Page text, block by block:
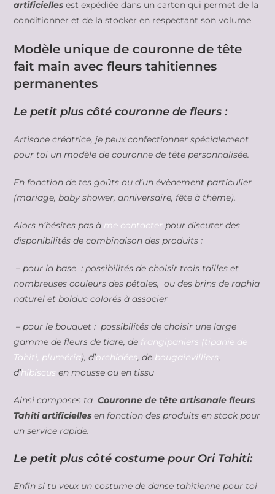
artificiellesest expédiée dans un carton qui permet de la
conditionner et de la stocker en respectant son volume
Modèle unique de couronne de tête
fait main avec fleurs tahitiennes
permanentes
Le petit plus côté couronne de fleurs :
Artisane créatrice, je peux confectionner spécialement
pour toi un modèle de couronne de tête personnalisée.
En fonction de tes goûts ou d’un évènement particulier
(mariage, baby shower, anniversaire, fête à thème).
Alors n’hésites pas à me contacter pour discuter des
disponibilités de combinaison des produits :
– pour la base : possibilités de choisir trois tailles et
nombreuses couleurs des pétales, ou des brins de raphia
naturel et bolduc colorés à associer
– pour le bouquet : possibilités de choisir une large
gamme de fleurs de tiare, de frangipaniers (tipanie de
Tahiti, pluméria), d’orchidées, de bougainvilliers,
d’hibiscus en mousse ou en tissu
Ainsi composes taCouronne de tête artisanale fleurs
Tahiti artificielles en fonction des produits en stock pour
un service rapide.
Le petit plus côté costume pour Ori Tahiti:
Enfin si tu veux un costume de danse tahitienne pour toi